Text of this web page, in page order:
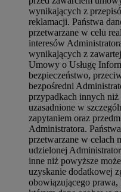
wynikających z
reklamacji. Państwa
przetwarzane w celu
interesów
wynikających z
Umowy o Usługę
bezpieczeństwo,
bezpośredni
przypadkach innych
uzasadnione w
zapytaniem oraz
Administratora.
przetwarzane w celach
udzielonej
inne niż powyższe
uzyskanie dodatkowej
obowiązującego